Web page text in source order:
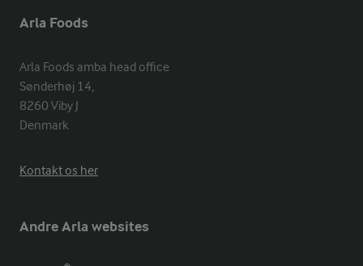
Arla Foods
Arla Foods amba head office
Sønderhøj 14,
8260 Viby J
Denmark
Kontakt os her
Andre Arla websites